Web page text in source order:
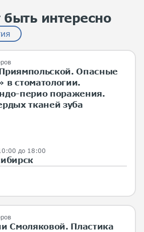
интересно
Опасные
в стоматологии.
перио поражения.
тканей зуба
до 18:00
Смоляковой. Пластика